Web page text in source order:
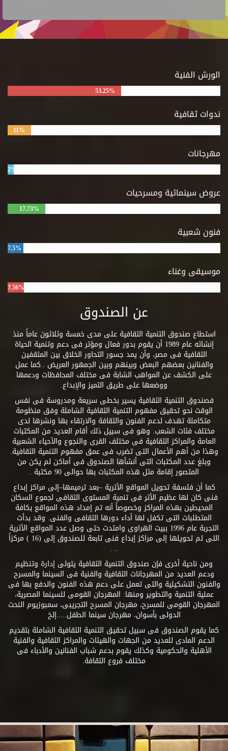
الورش الفنية
53.25%
ندوات ثقافية
11%
مهرجانات
2%
عروض سينمائية ومسرحيات
17.73%
فنون شعبية
7.5%
موسيقى وغناء
7.56%
عن الصندوق
استطاع صندوق التنمية الثقافية على مدى خمسة وثلاثون عاماً منذ
إنشائه عام 1989 أن يقوم بدور فعال ومؤثر فى دعم وتنمية الحياة
الثقافية فى مصر، وأن يمد جسور التحاور الخلاق بين المثقفين
والفنانين بعضهم البعض وبينهم وبين الجمهور العريض ..كما عمل
على الكشف عن المواهب الشابة فى مختلف المحافظات ودعمها
ووضعها على طريق التميز والإبداع.
فصندوق التنمية الثقافية يسير بخطى سريعة ومدروسة فى نفس
الوقت نحو تحقيق مفهوم التنمية الثقافية الشاملة وفق منظومة
متكاملة تهدف لدعم الفنون والثقافة والارتقاء بها ونشرها لدى
مختلف فئات الشعب. وهو فى سبيل ذلك أقام العديد من المكتبات
العامة والمراكز الثقافية فى مختلف القرى والنجوع والأحياء الشعبية
وهذا من أهم الأعمال التى تضرب فى عمق مفهوم التنمية الثقافية.
وبلغ عدد المكتبات التى أنشأها الصندوق فى أماكن لم يكن من
المتصور إقامة مثل هذه المكتبات بها حوالى 90 مكتبة .
كما أن فلسفة تحويل المواقع الأثرية –بعد ترميمها–إلى مراكز إبداع
فنى كان لها عظيم الأثر فى تنمية المستوى الثقافى لجموع السكان
المحيطين بهذه المراكز وخصوصاً أنه تم إمداد هذه المواقع بكافة
المتطلبات التى تكفل لها أداء دورها الثقافى والفنى. وقد بدأت
التجربة عام 1996 ببيت الهراوى وامتدت حتى وصل عدد المواقع الأثرية
التى تم تحويلها إلى مراكز إبداع فنى تابعة للصندوق إلى (16 ) مركزاً
.. .
ومن ناحية أخرى فإن صندوق التنمية الثقافية يتولى إدارة وتنظيم
ودعم العديد من المهرجانات الثقافية والفنية فى السينما والمسرح
والفنون التشكيلية والتى تعمل على دعم هذه الفنون والدفع بها فى
عملية التنمية والتطوير ومنها: المهرجان القومى للسينما المصرية،
المهرجان القومى للمسرح، مهرجان المسرح التجريبى، سمبوزيوم النحت
الدولى بأسوان، مهرجان سينما الطفل.....إلخ
كما يقوم الصندوق فى سبيل تحقيق التنمية الثقافية الشاملة بتقديم
الدعم المادى للعديد من الجهات والهيئات والمراكز الثقافية والفنية
الأهلية والحكومية وكذلك يقوم بدعم شباب الفنانين والأدباء فى
مختلف فروع الثقافة.